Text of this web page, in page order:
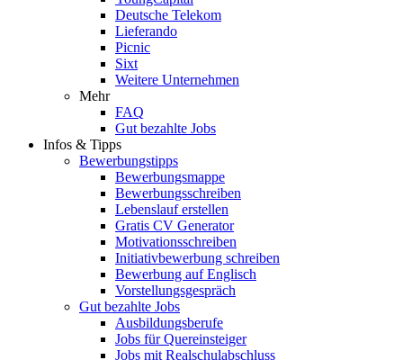
Deutsche Telekom
Lieferando
Picnic
Sixt
Weitere Unternehmen
Mehr
FAQ
Gut bezahlte Jobs
Infos & Tipps
Bewerbungstipps
Bewerbungsmappe
Bewerbungsschreiben
Lebenslauf erstellen
Gratis CV Generator
Motivationsschreiben
Initiativbewerbung schreiben
Bewerbung auf Englisch
Vorstellungsgespräch
Gut bezahlte Jobs
Ausbildungsberufe
Jobs für Quereinsteiger
Jobs mit Realschulabschluss